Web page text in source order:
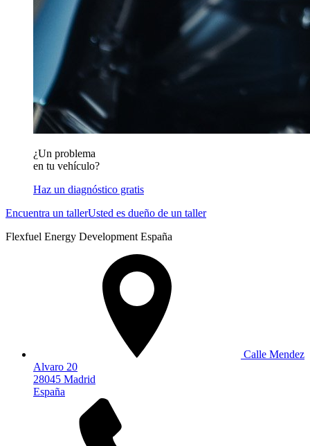
¿Un problema
en tu vehículo?
Haz un diagnóstico gratis
Encuentra un tallerUsted es dueño de un taller
Flexfuel Energy Development España
Calle Mendez
Alvaro 20
28045 Madrid
España